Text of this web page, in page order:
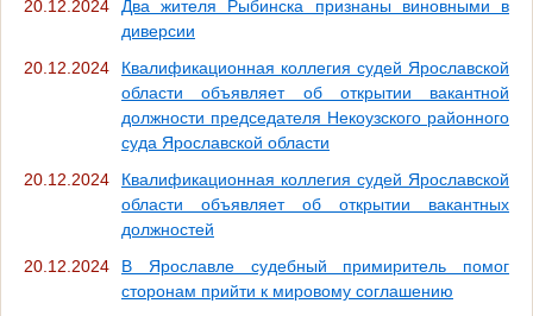
20.12.2024
Два жителя Рыбинска признаны виновными в
диверсии
20.12.2024
Квалификационная коллегия судей Ярославской
области объявляет об открытии вакантной
должности председателя Некоузского районного
суда Ярославской области
20.12.2024
Квалификационная коллегия судей Ярославской
области объявляет об открытии вакантных
должностей
20.12.2024
В Ярославле судебный примиритель помог
сторонам прийти к мировому соглашению